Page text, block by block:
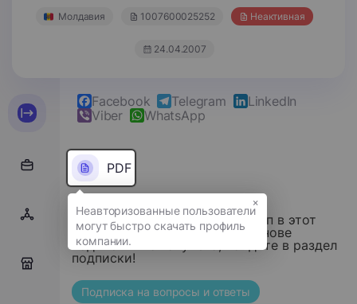
Молдавия 1007600025252 Неактивная
24.04.2007
Facebook Telegram
LinkedIn
Viber
WhatsApp
PDF
Уважаемый посетитель, доступ в этот
раздел осуществляется на основе
подписки. Пожалуйста, войдите в раздел
подписки!
Подписка на вопросы и ответы
×